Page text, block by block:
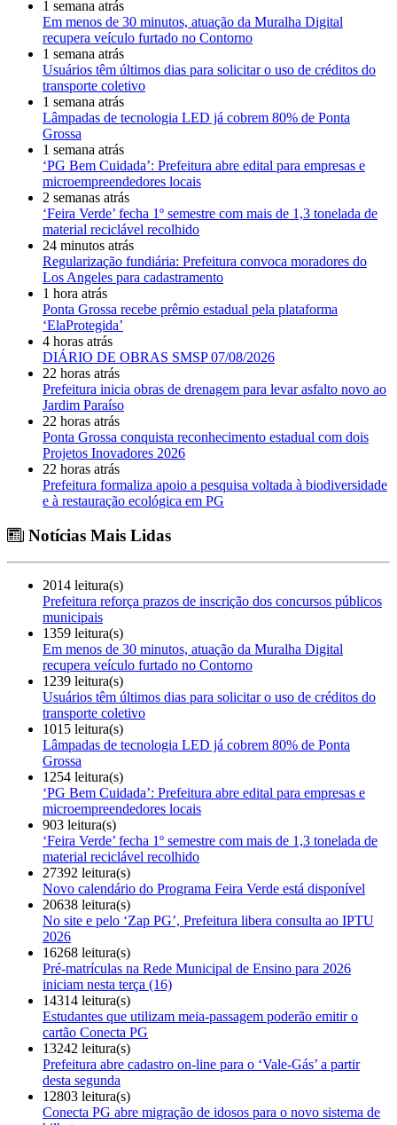
1 semana atrás
Em menos de 30 minutos, atuação da Muralha Digital
recupera veículo furtado no Contorno
1 semana atrás
Usuários têm últimos dias para solicitar o uso de créditos do
transporte coletivo
1 semana atrás
Lâmpadas de tecnologia LED já cobrem 80% de Ponta
Grossa
1 semana atrás
‘PG Bem Cuidada’: Prefeitura abre edital para empresas e
microempreendedores locais
2 semanas atrás
‘Feira Verde’ fecha 1º semestre com mais de 1,3 tonelada de
material reciclável recolhido
24 minutos atrás
Regularização fundiária: Prefeitura convoca moradores do
Los Angeles para cadastramento
1 hora atrás
Ponta Grossa recebe prêmio estadual pela plataforma
‘ElaProtegida’
4 horas atrás
DIÁRIO DE OBRAS SMSP 07/08/2026
22 horas atrás
Prefeitura inicia obras de drenagem para levar asfalto novo ao
Jardim Paraíso
22 horas atrás
Ponta Grossa conquista reconhecimento estadual com dois
Projetos Inovadores 2026
22 horas atrás
Prefeitura formaliza apoio a pesquisa voltada à biodiversidade
e à restauração ecológica em PG
Notícias Mais Lidas
2014 leitura(s)
Prefeitura reforça prazos de inscrição dos concursos públicos
municipais
1359 leitura(s)
Em menos de 30 minutos, atuação da Muralha Digital
recupera veículo furtado no Contorno
1239 leitura(s)
Usuários têm últimos dias para solicitar o uso de créditos do
transporte coletivo
1015 leitura(s)
Lâmpadas de tecnologia LED já cobrem 80% de Ponta
Grossa
1254 leitura(s)
‘PG Bem Cuidada’: Prefeitura abre edital para empresas e
microempreendedores locais
903 leitura(s)
‘Feira Verde’ fecha 1º semestre com mais de 1,3 tonelada de
material reciclável recolhido
27392 leitura(s)
Novo calendário do Programa Feira Verde está disponível
20638 leitura(s)
No site e pelo ‘Zap PG’, Prefeitura libera consulta ao IPTU
2026
16268 leitura(s)
Pré-matrículas na Rede Municipal de Ensino para 2026
iniciam nesta terça (16)
14314 leitura(s)
Estudantes que utilizam meia-passagem poderão emitir o
cartão Conecta PG
13242 leitura(s)
Prefeitura abre cadastro on-line para o ‘Vale-Gás’ a partir
desta segunda
12803 leitura(s)
Conecta PG abre migração de idosos para o novo sistema de